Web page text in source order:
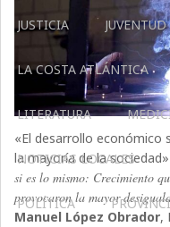
JUSTICIA JUVENTUD
LA COSTA ATLÁNTICA
LITERATURA
NOTICIAS LOCALES
POLÍTICA
«El desarrollo económico
la mayoría de la
si es lo mismo: Crecimiento
provocaron la mayor
Manuel López Obrador,